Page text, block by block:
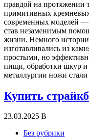
правдой на протяжении
примитивных
современных моделей
став незаменимым
жизни. Немного
изготавливались из
простыми, но
пищи, обработки шкур
металлургии ножи
Купить
23.03.2025 В
Без рубрики